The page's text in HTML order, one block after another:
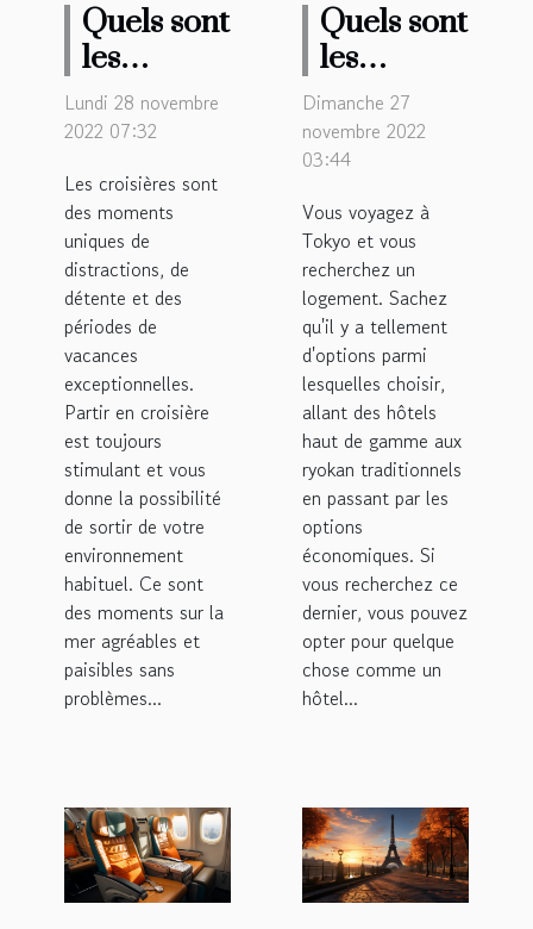
Quels sont
les
avantages
des
croisières
?
Lundi 28 novembre
2022 07:32
Les croisières sont
des moments
uniques de
distractions, de
détente et des
périodes de
vacances
exceptionnelles.
Partir en croisière
est toujours
stimulant et vous
donne la possibilité
de sortir de votre
environnement
habituel. Ce sont
des moments sur la
mer agréables et
paisibles sans
problèmes...
Quels sont
les
meilleurs
hôtels
capsules à
Tokyo ?
Dimanche 27
novembre 2022
03:44
Vous voyagez à
Tokyo et vous
recherchez un
logement. Sachez
qu'il y a tellement
d'options parmi
lesquelles choisir,
allant des hôtels
haut de gamme aux
ryokan traditionnels
en passant par les
options
économiques. Si
vous recherchez ce
dernier, vous pouvez
opter pour quelque
chose comme un
hôtel...